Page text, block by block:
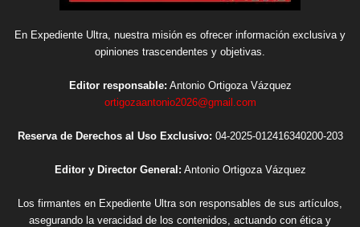
En Expediente Ultra, nuestra misión es ofrecer información exclusiva y
opiniones trascendentes y objetivas.
Editor responsable: Antonio Ortigoza Vázquez
ortigozaantonio2026@gmail.com
Reserva de Derechos al Uso Exclusivo: 04-2025-012416340200-203
Editor y Director General: Antonio Ortigoza Vázquez
Los firmantes en Expediente Ultra son responsables de sus artículos,
asegurando la veracidad de los contenidos, actuando con ética y